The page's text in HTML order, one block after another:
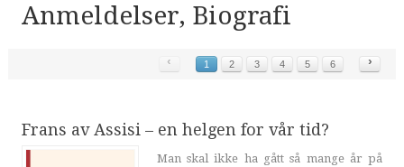
Anmeldelser, Biografi
‹ 1 2 3 4 5 6 ›
Frans av Assisi – en helgen for vår tid?
Man skal ikke ha gått så mange år på